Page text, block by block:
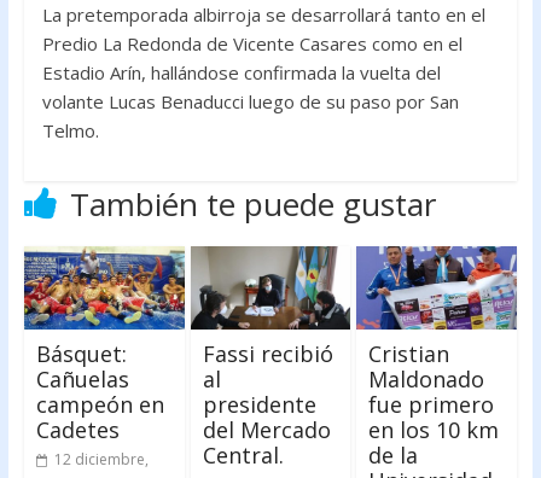
La pretemporada albirroja se desarrollará tanto en el
Predio La Redonda de Vicente Casares como en el
Estadio Arín, hallándose confirmada la vuelta del
volante Lucas Benaducci luego de su paso por San
Telmo.
También te puede gustar
Básquet:
Cañuelas
campeón en
Cadetes
12 diciembre,
Fassi recibió
al
presidente
del Mercado
Central.
Cristian
Maldonado
fue primero
en los 10 km
de la